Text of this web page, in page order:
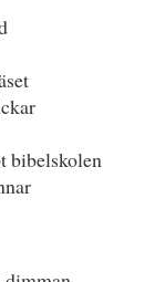
bibelskolen